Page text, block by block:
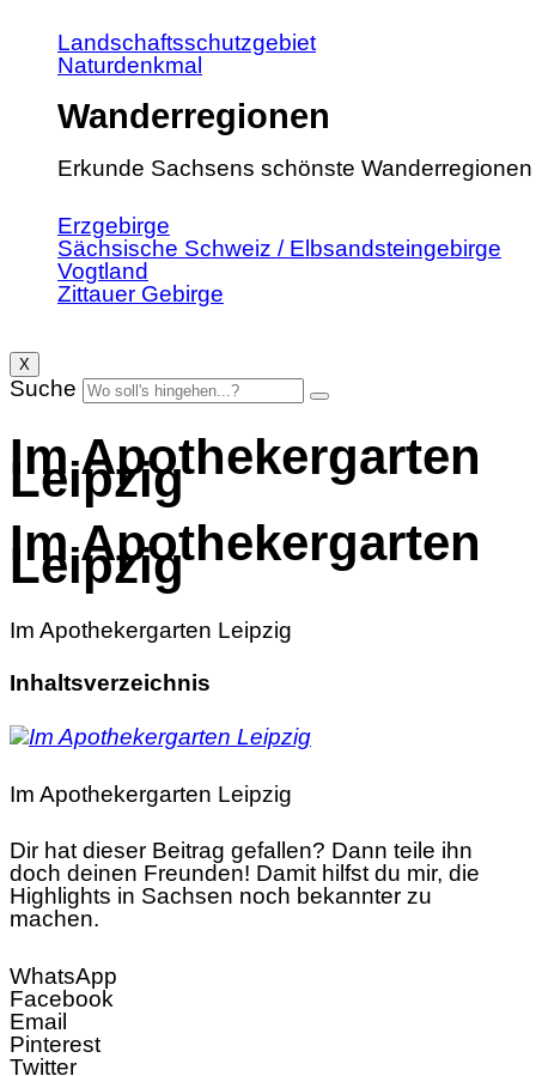
Landschaftsschutzgebiet
Naturdenkmal
Wanderregionen
Erkunde Sachsens schönste Wanderregionen
Erzgebirge
Sächsische Schweiz / Elbsandsteingebirge
Vogtland
Zittauer Gebirge
X
Suche
Im Apothekergarten
Leipzig
Im Apothekergarten
Leipzig
Im Apothekergarten Leipzig
Inhaltsverzeichnis
Im Apothekergarten Leipzig
Dir hat dieser Beitrag gefallen? Dann teile ihn
doch deinen Freunden! Damit hilfst du mir, die
Highlights in Sachsen noch bekannter zu
machen.
WhatsApp
Facebook
Email
Pinterest
Twitter